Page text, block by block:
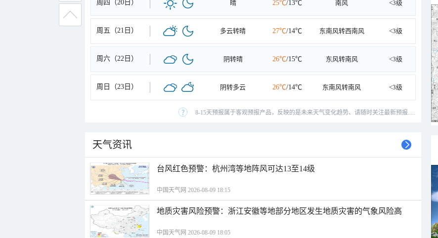
周四（20日） 晴 25℃/13℃ 南风 <3级
周五（21日） 多云转晴 27℃/14℃ 东南风转西南风 <3级
周六（22日） 阴转晴 26℃/15℃ 东风转南风 <3级
周日（23日） 阴转多云 26℃/14℃ 东南风转南风 <3级
8-15天预报属于客观预报产品，反映的是未来天气变化趋势、请随时关注最新预报.....
天气资讯
​台风红色预警：杭州湾等地阵风可达13至14级
中国天气网 2026-08-09 18:15
地质灾害风险预警：浙江安徽等地部分地区发生地质灾害的气象风险高
中国天气网 2026-08-09 18:05